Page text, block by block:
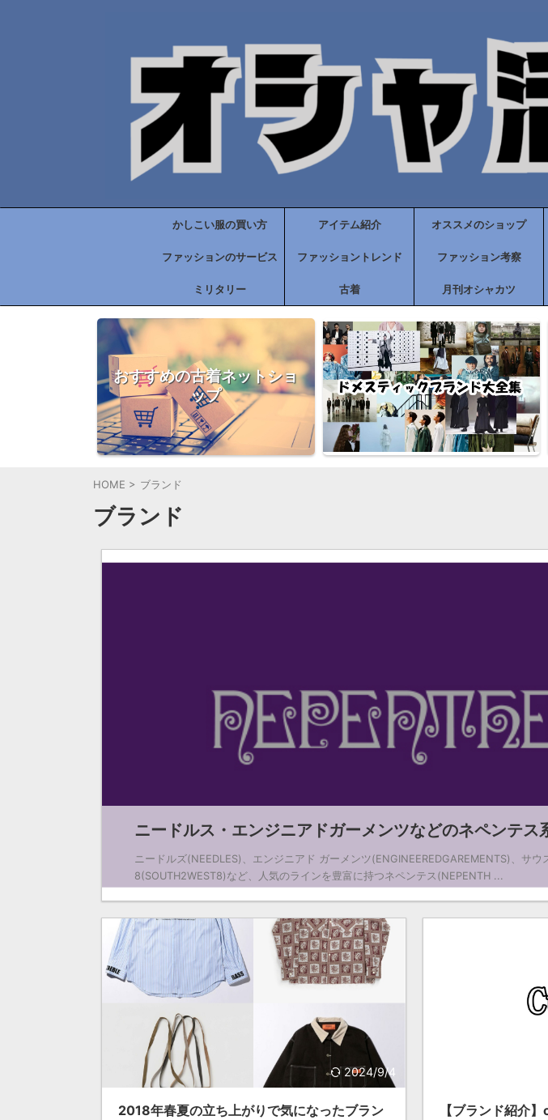
かしこい服の買い方 アイテム紹介 オススメのショップ
ファッションのサービス ファッショントレンド ファッション考察
ミリタリー 古着 月刊オシャカツ
おすすめの古着ネットショ
ップ
HOME > ブランド
ブランド
ニードルス・エンジニアドガーメンツなどのネペンテス
ニードルズ(NEEDLES)、エンジニアド ガーメンツ(ENGINEEREDGAREMENTS)、サウ
8(SOUTH2WEST8)など、人気のラインを豊富に持つネペンテス(NEPENTH ...
2024/9/4
2018年春夏の立ち上がりで気になったブラン
【ブランド紹介